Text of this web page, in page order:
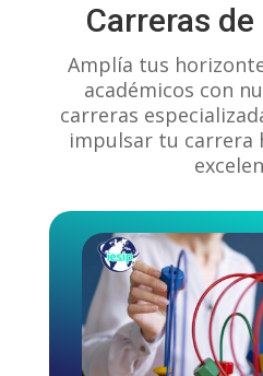
1 0
Carreras
Amplía tus
académicos con
carreras
impulsar tu carrera